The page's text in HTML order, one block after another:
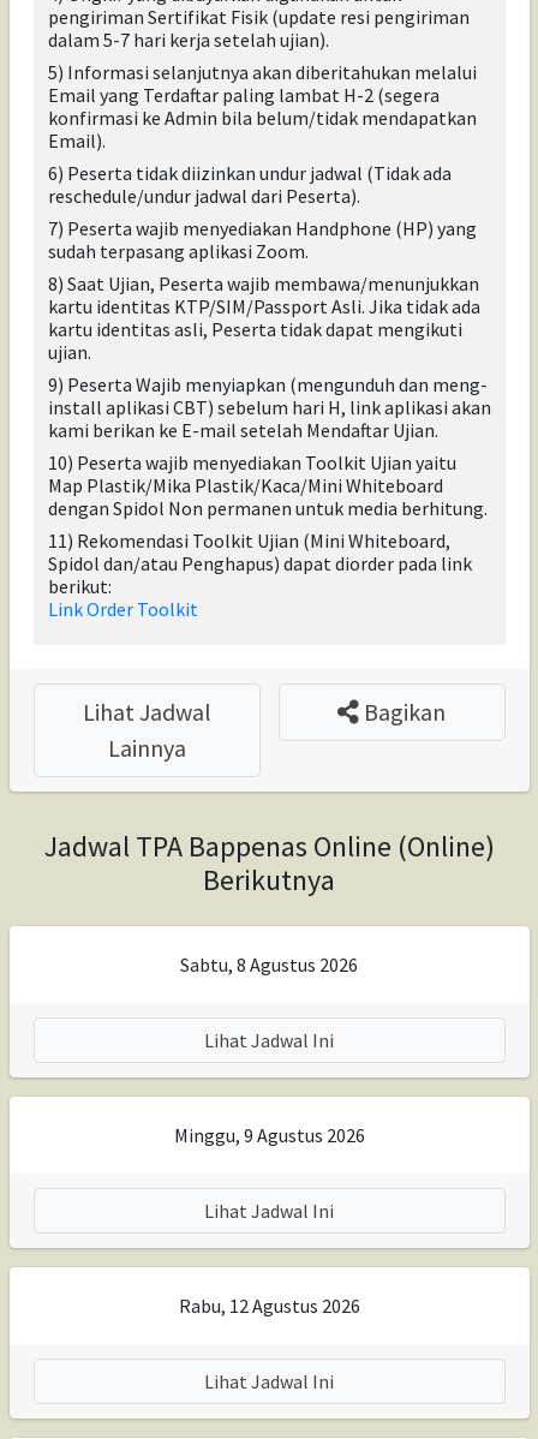
pengiriman Sertifikat Fisik (update resi pengiriman
dalam 5-7 hari kerja setelah ujian).
5) Informasi selanjutnya akan diberitahukan melalui
Email yang Terdaftar paling lambat H-2 (segera
konfirmasi ke Admin bila belum/tidak mendapatkan
Email).
6) Peserta tidak diizinkan undur jadwal (Tidak ada
reschedule/undur jadwal dari Peserta).
7) Peserta wajib menyediakan Handphone (HP) yang
sudah terpasang aplikasi Zoom.
8) Saat Ujian, Peserta wajib membawa/menunjukkan
kartu identitas KTP/SIM/Passport Asli. Jika tidak ada
kartu identitas asli, Peserta tidak dapat mengikuti
ujian.
9) Peserta Wajib menyiapkan (mengunduh dan meng-
install aplikasi CBT) sebelum hari H, link aplikasi akan
kami berikan ke E-mail setelah Mendaftar Ujian.
10) Peserta wajib menyediakan Toolkit Ujian yaitu
Map Plastik/Mika Plastik/Kaca/Mini Whiteboard
dengan Spidol Non permanen untuk media berhitung.
11) Rekomendasi Toolkit Ujian (Mini Whiteboard,
Spidol dan/atau Penghapus) dapat diorder pada link
berikut:
Link Order Toolkit
Lihat Jadwal
Lainnya
Bagikan
Jadwal TPA Bappenas Online (Online)
Berikutnya
Sabtu, 8 Agustus 2026
Lihat Jadwal Ini
Minggu, 9 Agustus 2026
Lihat Jadwal Ini
Rabu, 12 Agustus 2026
Lihat Jadwal Ini